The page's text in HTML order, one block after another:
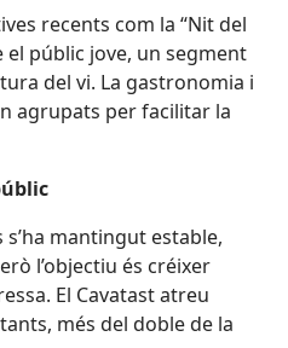
recents com la “Nit del
el públic jove, un segment
del vi. La gastronomia i
agrupats per facilitar la
mantingut estable,
l’objectiu és créixer
El Cavatast atreu
més del doble de la